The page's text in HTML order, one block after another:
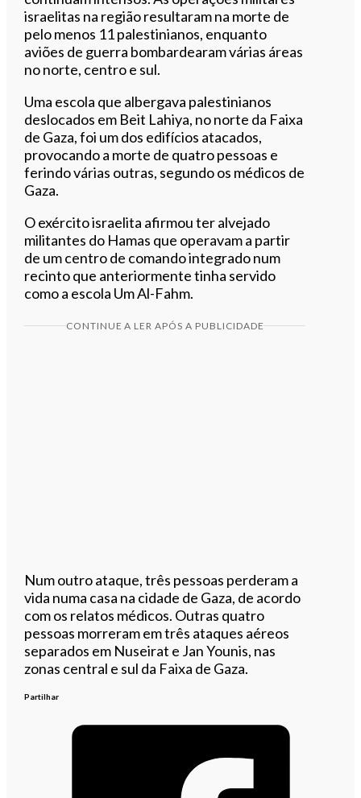
israelitas na região resultaram na morte de
pelo menos 11 palestinianos, enquanto
aviões de guerra bombardearam várias áreas
no norte, centro e sul.
Uma escola que albergava palestinianos
deslocados em Beit Lahiya, no norte da Faixa
de Gaza, foi um dos edifícios atacados,
provocando a morte de quatro pessoas e
ferindo várias outras, segundo os médicos de
Gaza.
O exército israelita afirmou ter alvejado
militantes do Hamas que operavam a partir
de um centro de comando integrado num
recinto que anteriormente tinha servido
como a escola Um Al-Fahm.
CONTINUE A LER APÓS A PUBLICIDADE
Num outro ataque, três pessoas perderam a
vida numa casa na cidade de Gaza, de acordo
com os relatos médicos. Outras quatro
pessoas morreram em três ataques aéreos
separados em Nuseirat e Jan Younis, nas
zonas central e sul da Faixa de Gaza.
Partilhar